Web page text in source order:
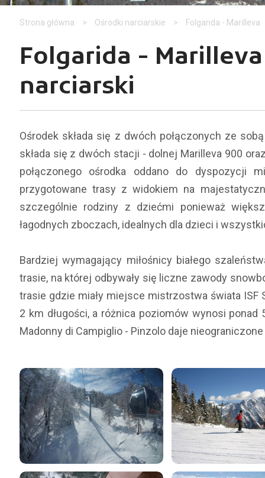
Strona główna > Ośrodki narciarskie > Folgarida - Marilleva
Folgarida -
narciarski
Ośrodek składa się z dwóch połączonych ze
składa się z dwóch stacji - dolnej Marilleva 900
połączonego ośrodka oddano do dyspozycji
przygotowane trasy z widokiem na
szczególnie rodziny z dziećmi ponieważ
łagodnych zboczach, idealnych dla dzieci i
Bardziej wymagający miłośnicy białego
trasie, na której odbywały się liczne zawody
trasie gdzie miały miejsce mistrzostwa świata ISF
2 km długości, a różnica poziomów wynosi
Madonny di Campiglio - Pinzolo daje